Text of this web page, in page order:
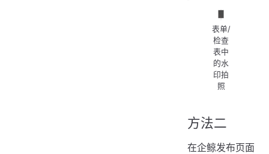
表单/
检查
表中
的水
印拍
照
方法二
在企鲸发布页面